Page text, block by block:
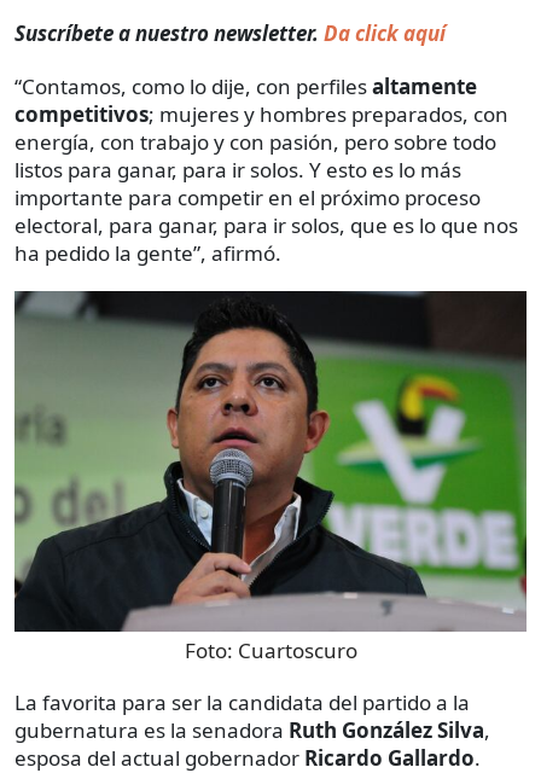
Suscríbete a nuestro newsletter. Da click aquí
“Contamos, como lo dije, con perfilesaltamente
competitivos; mujeres y hombres preparados, con
energía, con trabajo y con pasión, pero sobre todo
listos para ganar, para ir solos. Y esto es lo más
importante para competir en el próximo proceso
electoral, para ganar, para ir solos, que es lo que nos
ha pedido la gente”, afirmó.
Foto: Cuartoscuro
La favorita para ser la candidata del partido a la
gubernatura es la senadora Ruth González Silva,
esposa del actual gobernador Ricardo Gallardo.